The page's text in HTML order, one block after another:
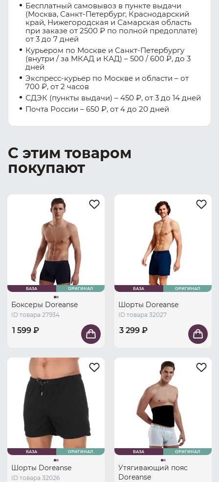
Бесплатный самовывоз в пункте выдачи
(Москва, Санкт-Петербург, Краснодарский
край, Нижегородская и Самарская область
при заказе от 2500 ₽ по полной предоплате)
от 3 до 7 дней
Курьером по Москве и Санкт-Петербургу
(внутри / за МКАД и КАД) – 500 / 600 ₽, до 3
дней
Экспресс-курьер по Москве и области – от
700 ₽, от 2 часов
СДЭК (пункты выдачи) – 450 ₽, от 3 до 14 дней
Почта России – 650 ₽, от 4 до 20 дней
С этим товаром
покупают
БАЗА ОРИГИНАЛ
Боксеры Doreanse
ID товара 27934
1 599 ₽
БАЗА ОРИГИНАЛ
Шорты Doreanse
ID товара 32027
3 299 ₽
БАЗА ОРИГИНАЛ
Шорты Doreanse
ID товара 32026
БАЗА ОРИГИНАЛ
Утягивающий пояс
Doreanse